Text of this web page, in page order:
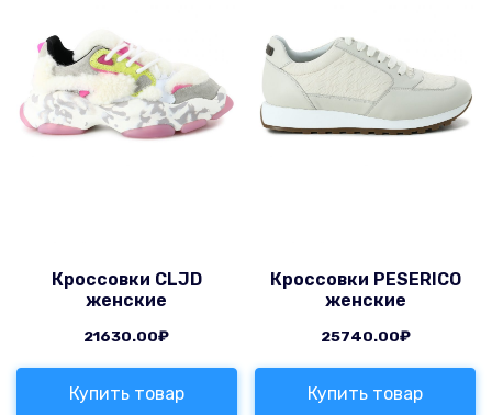
Кроссовки CLJD
женские
21630.00₽
Купить товар
Кроссовки PESERICO
женские
25740.00₽
Купить товар